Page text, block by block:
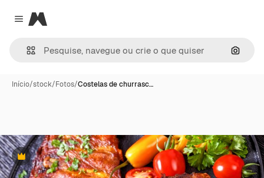
Close menu
Magnific
Início/stock/Fotos/Costelas de churrasc…
Premium